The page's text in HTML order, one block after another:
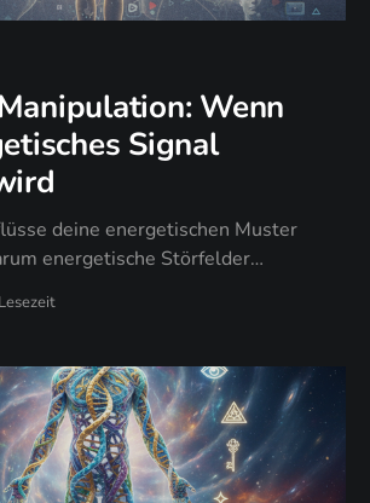
Wenn
Signal
deine energetischen Muster
energetische Störfelder